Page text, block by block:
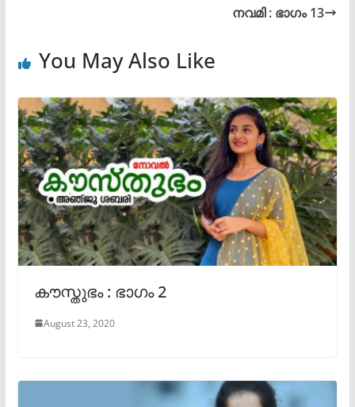
നവമി : ഭാഗം 13
You May Also Like
കൗസ്തുഭം : ഭാഗം 2
August 23, 2020